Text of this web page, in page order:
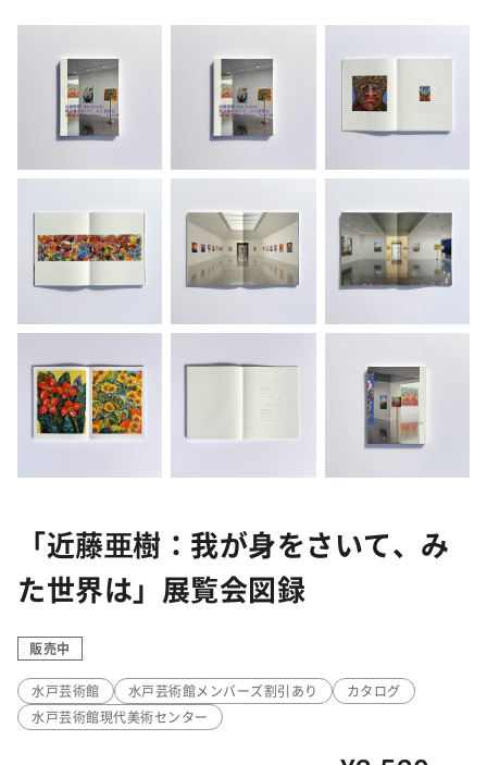
「近藤亜樹：我が身をさいて、み
た世界は」展覧会図録
販売中
水戸芸術館 水戸芸術館メンバーズ割引あり
カタログ
水戸芸術館現代美術センター